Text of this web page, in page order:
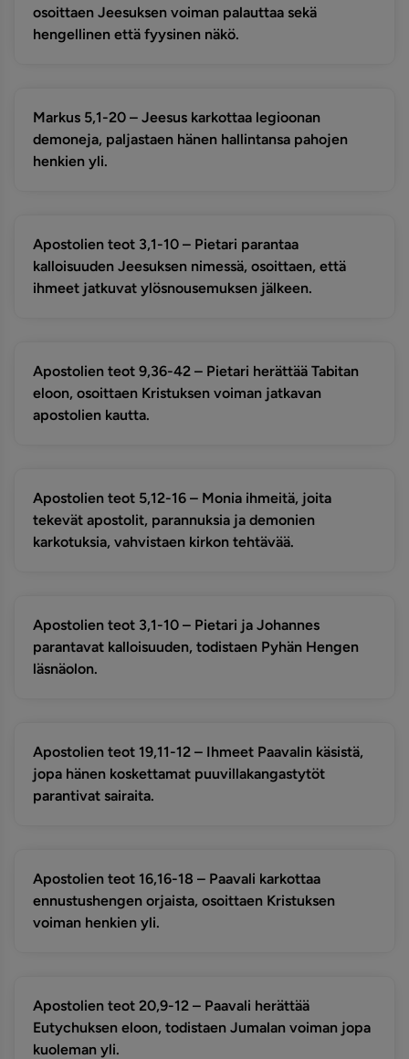
osoittaen Jeesuksen voiman palauttaa sekä
hengellinen että fyysinen näkö.
Markus 5,1-20 – Jeesus karkottaa legioonan
demoneja, paljastaen hänen hallintansa pahojen
henkien yli.
Apostolien teot 3,1-10 – Pietari parantaa
kalloisuuden Jeesuksen nimessä, osoittaen, että
ihmeet jatkuvat ylösnousemuksen jälkeen.
Apostolien teot 9,36-42 – Pietari herättää Tabitan
eloon, osoittaen Kristuksen voiman jatkavan
apostolien kautta.
Apostolien teot 5,12-16 – Monia ihmeitä, joita
tekevät apostolit, parannuksia ja demonien
karkotuksia, vahvistaen kirkon tehtävää.
Apostolien teot 3,1-10 – Pietari ja Johannes
parantavat kalloisuuden, todistaen Pyhän Hengen
läsnäolon.
Apostolien teot 19,11-12 – Ihmeet Paavalin käsistä,
jopa hänen koskettamat puuvillakangastytöt
parantivat sairaita.
Apostolien teot 16,16-18 – Paavali karkottaa
ennustushengen orjaista, osoittaen Kristuksen
voiman henkien yli.
Apostolien teot 20,9-12 – Paavali herättää
Eutychuksen eloon, todistaen Jumalan voiman jopa
kuoleman yli.